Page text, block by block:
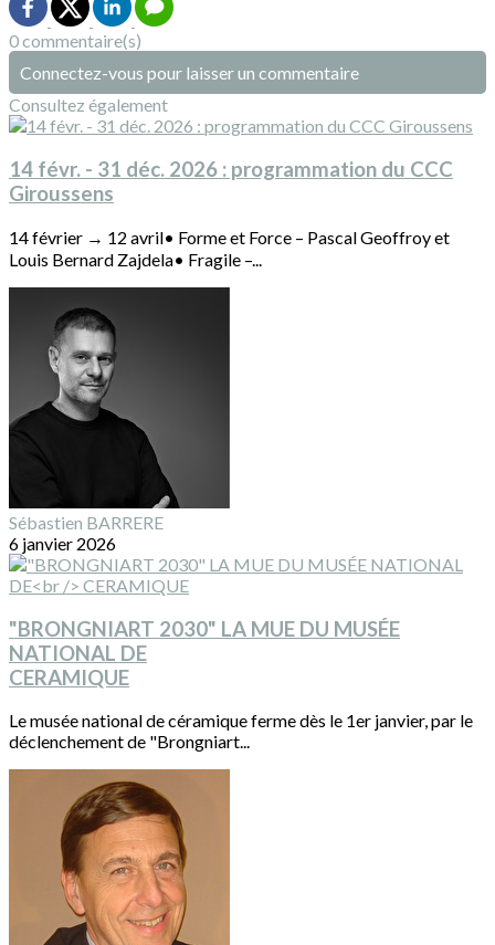
0 commentaire(s)
Connectez-vous pour laisser un commentaire
Consultez également
14 févr. - 31 déc. 2026 : programmation du CCC
Giroussens
14 février → 12 avril• Forme et Force – Pascal Geoffroy et
Louis Bernard Zajdela• Fragile –...
Sébastien BARRERE
6 janvier 2026
"BRONGNIART 2030" LA MUE DU MUSÉE
NATIONAL DE
CERAMIQUE
Le musée national de céramique ferme dès le 1er janvier, par le
déclenchement de "Brongniart...